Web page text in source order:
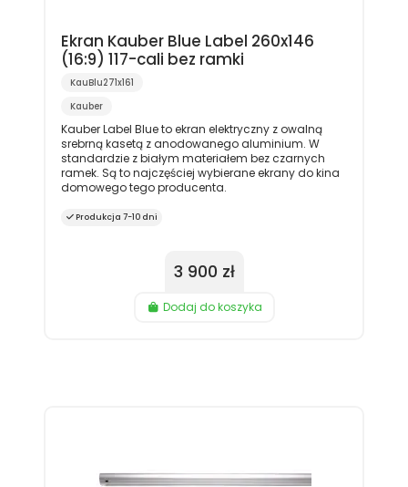
Ekran Kauber Blue Label 260x146
(16:9) 117-cali bez ramki
KauBlu271x161
Kauber
Kauber Label Blue to ekran elektryczny z owalną
srebrną kasetą z anodowanego aluminium. W
standardzie z białym materiałem bez czarnych
ramek. Są to najczęściej wybierane ekrany do kina
domowego tego producenta.
Produkcja 7-10 dni
3 900 zł
Dodaj do koszyka